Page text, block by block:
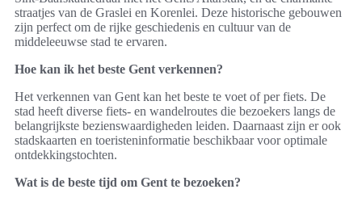
straatjes van de Graslei en Korenlei. Deze historische gebouwen
zijn perfect om de rijke geschiedenis en cultuur van de
middeleeuwse stad te ervaren.
Hoe kan ik het beste Gent verkennen?
Het verkennen van Gent kan het beste te voet of per fiets. De
stad heeft diverse fiets- en wandelroutes die bezoekers langs de
belangrijkste bezienswaardigheden leiden. Daarnaast zijn er ook
stadskaarten en toeristeninformatie beschikbaar voor optimale
ontdekkingstochten.
Wat is de beste tijd om Gent te bezoeken?